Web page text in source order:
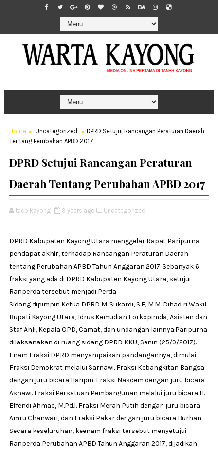
Home Uncategorized
DPRD Setujui Rancangan Peraturan Daerah
Tentang Perubahan APBD 2017
DPRD Setujui Rancangan Peraturan
Daerah Tentang Perubahan APBD 2017
tacb kayong 9 years ago Uncategorized,
DPRD Kabupaten Kayong Utara menggelar Rapat Paripurna
pendapat akhir, terhadap Rancangan Peraturan Daerah
tentang Perubahan APBD Tahun Anggaran 2017. Sebanyak 6
fraksi yang ada di DPRD Kabupaten Kayong Utara, setujui
Ranperda tersebut menjadi Perda.
Sidang dipimpin Ketua DPRD M. Sukardi, S.E, M.M. Dihadiri Wakil
Bupati Kayong Utara, Idrus.Kemudian Forkopimda, Asisten dan
Staf Ahli, Kepala OPD, Camat, dan undangan lainnya.Paripurna
dilaksanakan di ruang sidang DPRD KKU, Senin (25/9/2017).
Enam Fraksi DPRD menyampaikan pandangannya, dimulai
Fraksi Demokrat melalui Sarnawi. Fraksi Kebangkitan Bangsa
dengan juru bicara Haripin. Fraksi Nasdem dengan juru bicara
Asnawi. Fraksi Persatuan Pembangunan melalui juru bicara H.
Effendi Ahmad, M.Pd.I. Fraksi Merah Putih dengan juru bicara
Amru Chanwari, dan Fraksi Pakar dengan juru bicara Burhan.
Secara keseluruhan, keenam fraksi tersebut menyetujui
Ranperda Perubahan APBD Tahun Anggaran 2017, dijadikan